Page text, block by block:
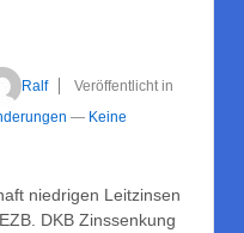
Ralf
Veröffentlicht in
— Keine
niedrigen Leitzinsen
DKB Zinssenkung